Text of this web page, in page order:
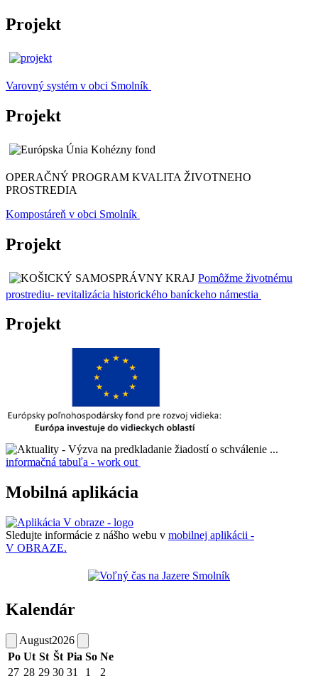
Projekt
Varovný systém v obci Smolník
Projekt
OPERAČNÝ PROGRAM KVALITA ŽIVOTNEHO
PROSTREDIA
Kompostáreň v obci Smolník
Projekt
Pomôžme životnému
prostrediu- revitalizácia historického baníckeho námestia
Projekt
informačná tabuľa - work out
Mobilná aplikácia
Sledujte informácie z nášho webu v mobilnej aplikácii -
V OBRAZE.
Kalendár
August2026
Po Ut St Št Pia So Ne
27 28 29 30 31 1
2